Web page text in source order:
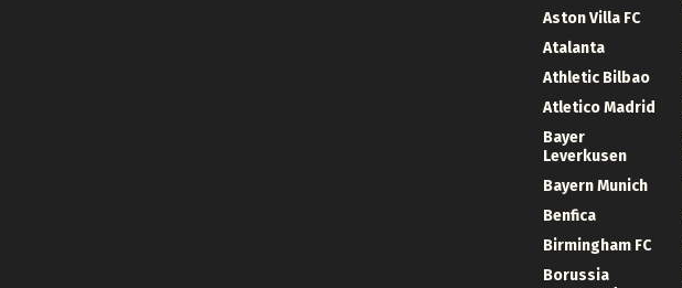
Aston Villa FC
Atalanta
Athletic Bilbao
Atletico Madrid
Bayer
Leverkusen
Bayern Munich
Benfica
Birmingham FC
Borussia